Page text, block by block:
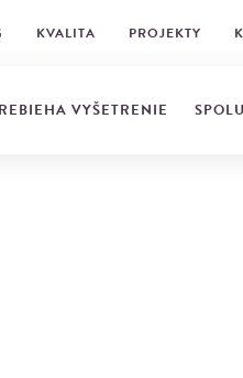
KVALITA PROJEKTY
VYŠETRENIE